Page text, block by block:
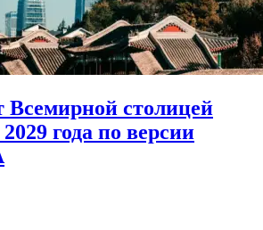
Всемирной столицей
года по версии